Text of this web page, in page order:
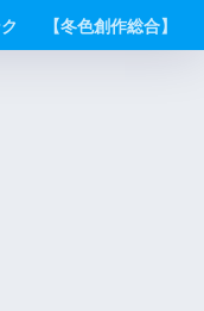
【冬色創作総合】